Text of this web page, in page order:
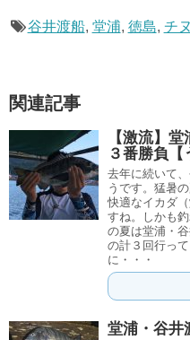
谷井渡船, 堂浦, 徳島, チヌ
関連記事
【激流】
３番勝負【
去年に続いて
うです。猛暑
快適なイカダ
すね。しかも
の夏は堂浦・
の計３回行っ
に・・・
堂浦・谷井